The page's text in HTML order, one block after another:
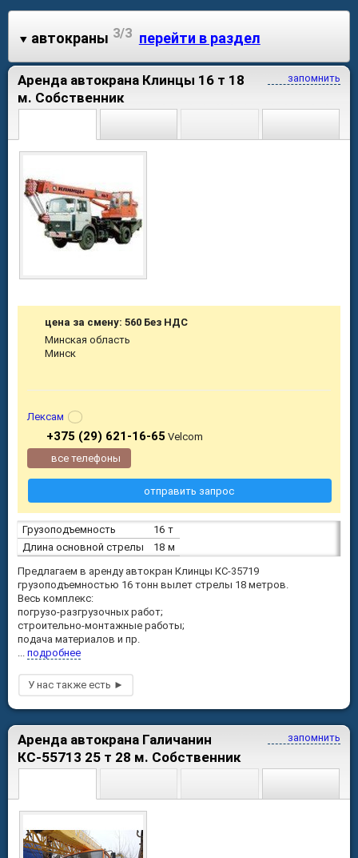
автокраны 3/3 перейти в раздел
запомнить
Аренда автокрана Клинцы 16 т 18
м. Собственник
Грузоподъемность
16 т
Длина основной стрелы
18 м
Предлагаем в аренду автокран Клинцы КС-35719
грузоподъемностью 16 тонн вылет стрелы 18 метров.
Весь комплекс:
погрузо-разгрузочных работ;
строительно-монтажные работы;
подача материалов и пр.
... подробнее
цена за смену: 560 Без НДС
Минская область
Минск
Лексам
+375 (29) 621-16-65 Velcom
все телефоны
отправить запрос
запомнить
Аренда автокрана Галичанин
КС-55713 25 т 28 м. Собственник